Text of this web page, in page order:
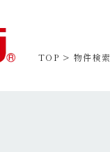
TOP 物件検索